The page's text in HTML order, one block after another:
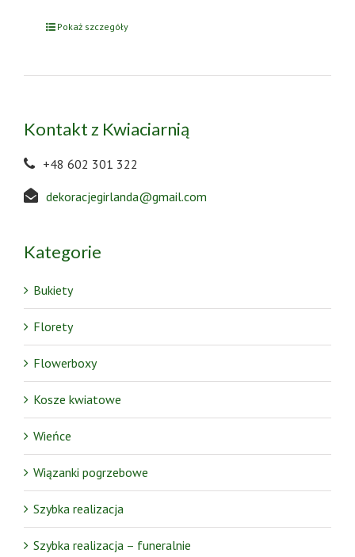
Pokaż szczegóły
Kontakt z Kwiaciarnią
+48 602 301 322
dekoracjegirlanda@gmail.com
Kategorie
Bukiety
Florety
Flowerboxy
Kosze kwiatowe
Wieńce
Wiązanki pogrzebowe
Szybka realizacja
Szybka realizacja – funeralnie